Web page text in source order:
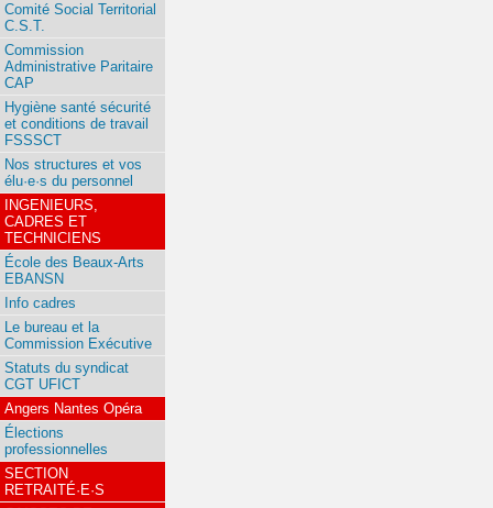
Comité Social Territorial
C.S.T.
Commission
Administrative Paritaire
CAP
Hygiène santé sécurité
et conditions de travail
FSSSCT
Nos structures et vos
élu·e·s du personnel
INGENIEURS,
CADRES ET
TECHNICIENS
École des Beaux-Arts
EBANSN
Info cadres
Le bureau et la
Commission Exécutive
Statuts du syndicat
CGT UFICT
Angers Nantes Opéra
Élections
professionnelles
SECTION
RETRAITÉ·E·S